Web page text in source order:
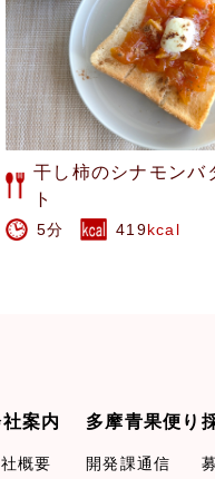
西洋梨のガトーイン
60分
案内
概要
多摩青果便り
開発課通信